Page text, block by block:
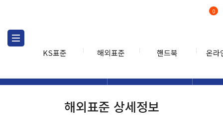
KS표준 해외표준 핸드북 온라
0
해외표준 상세정보